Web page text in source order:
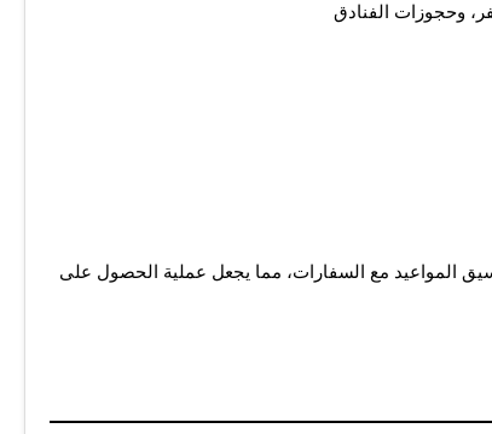
وحجوزات الفنادق
المواعيد مع السفارات، مما يجعل عملية الحصول على